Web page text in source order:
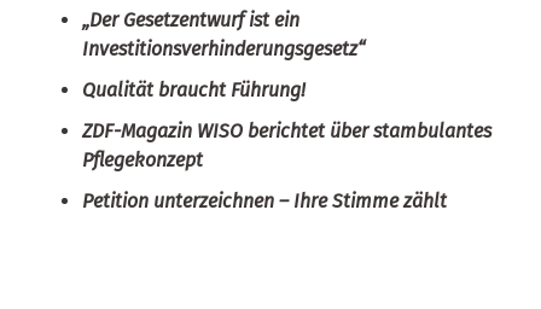
„Der Gesetzentwurf ist ein
Investitionsverhinderungsgesetz“
Qualität braucht Führung!
ZDF-Magazin WISO berichtet über stambulantes
Pflegekonzept
Petition unterzeichnen – Ihre Stimme zählt